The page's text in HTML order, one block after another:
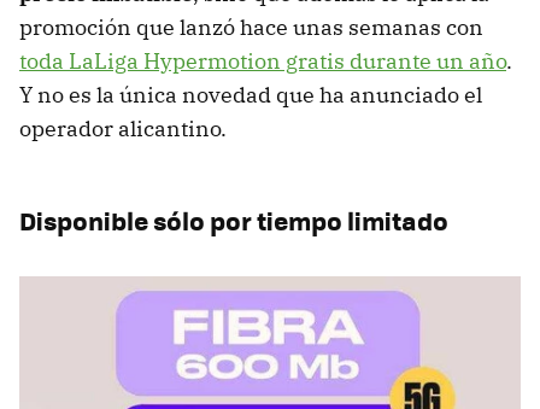
promoción que lanzó hace unas semanas con
toda LaLiga Hypermotion gratis durante un año.
Y no es la única novedad que ha anunciado el
operador alicantino.
Disponible sólo por tiempo limitado